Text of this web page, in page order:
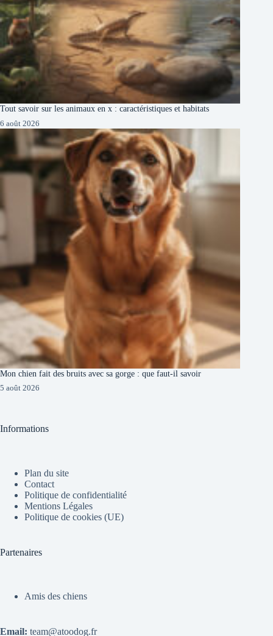
Tout savoir sur les animaux en x : caractéristiques et habitats
6 août 2026
Mon chien fait des bruits avec sa gorge : que faut-il savoir
5 août 2026
Informations
Plan du site
Contact
Politique de confidentialité
Mentions Légales
Politique de cookies (UE)
Partenaires
Amis des chiens
Email: team@atoodog.fr